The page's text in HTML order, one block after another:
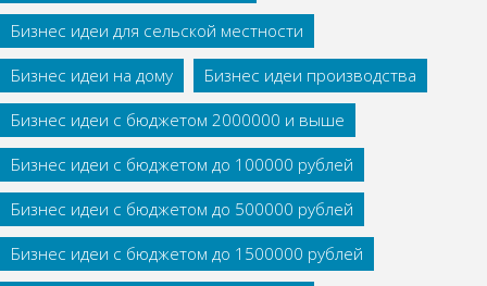
Бизнес идеи для сельской местности
Бизнес идеи на дому
Бизнес идеи производства
Бизнес идеи с бюджетом 2000000 и выше
Бизнес идеи с бюджетом до 100000 рублей
Бизнес идеи с бюджетом до 500000 рублей
Бизнес идеи с бюджетом до 1500000 рублей